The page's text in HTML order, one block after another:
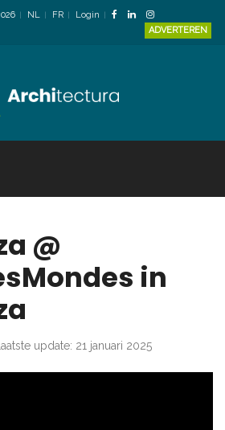
NL FR
Login
ADVERTEREN
@
in
update: 21 januari 2025